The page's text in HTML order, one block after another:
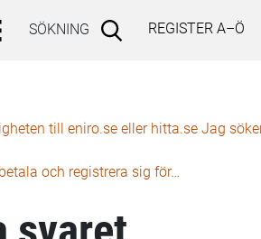
SÖKNING REGISTER A–Ö
till eniro.se eller hitta.se Jag
och registrera sig för…